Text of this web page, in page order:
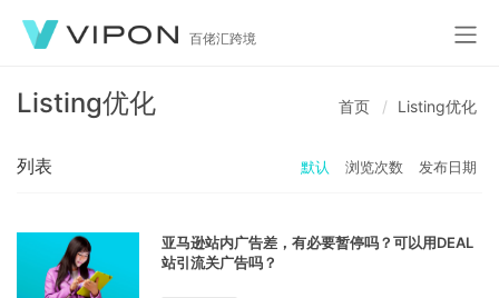
百佬汇跨境
Listing优化 首页 Listing优化
列表 默认 浏览次数 发布日期
亚马逊站内广告差，有必要暂停吗？可以用DEAL
站引流关广告吗？